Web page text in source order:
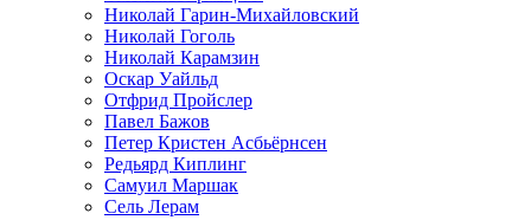
Николай Гарин-Михайловский
Николай Гоголь
Николай Карамзин
Оскар Уайльд
Отфрид Пройслер
Павел Бажов
Петер Кристен Асбьёрнсен
Редьярд Киплинг
Самуил Маршак
Сель Лерам